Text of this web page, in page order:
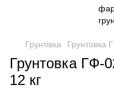
Грунтівка Грунтовка
Грунтовка ГФ-
12 кг